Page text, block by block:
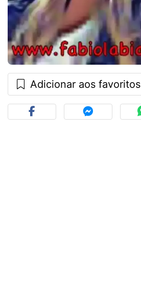
Adicionar aos favoritos